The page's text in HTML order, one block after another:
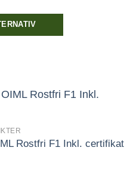
Rostfri F1 Inkl. certifikat